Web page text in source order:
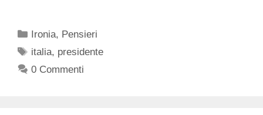
Categorie
Ironia, Pensieri
Tag
italia, presidente
0 Commenti